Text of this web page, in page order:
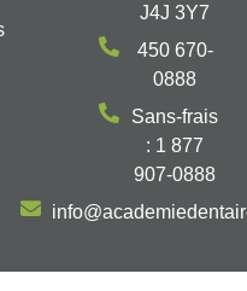
J4J 3Y7
450 670-
0888
Sans-frais
: 1 877
907-0888